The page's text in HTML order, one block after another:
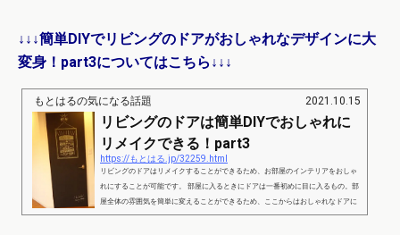
↓↓↓簡単DIYでリビングのドアがおしゃれなデザインに大
変身！part3についてはこちら↓↓↓
もとはるの気になる話題 2021.10.15
リビングのドアは簡単DIYでおしゃれに
リメイクできる！part3
https://もとはる.jp/32259.html
リビングのドアはリメイクすることができるため、お部屋のインテリアをおしゃ
れにすることが可能です。 部屋に入るときにドアは一番初めに目に入るもの。部
屋全体の雰囲気を簡単に変えることができるため、ここからはおしゃれなドアに
リメイクできるアイディアをご紹介します。 リビングのドアは簡単DIYでおしゃ